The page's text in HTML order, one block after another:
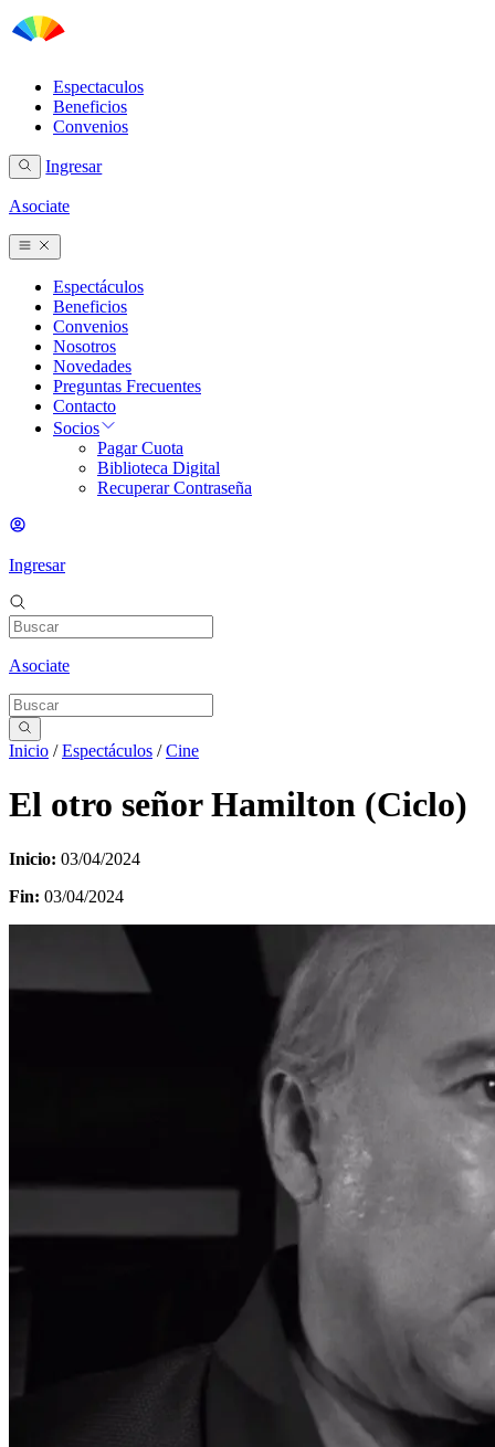
Espectaculos
Beneficios
Convenios
Ingresar
Asociate
Espectáculos
Beneficios
Convenios
Nosotros
Novedades
Preguntas Frecuentes
Contacto
Socios
Pagar Cuota
Biblioteca Digital
Recuperar Contraseña
Ingresar
Asociate
Inicio /Espectáculos /Cine
El otro señor Hamilton (Ciclo)
Inicio: 03/04/2024
Fin: 03/04/2024